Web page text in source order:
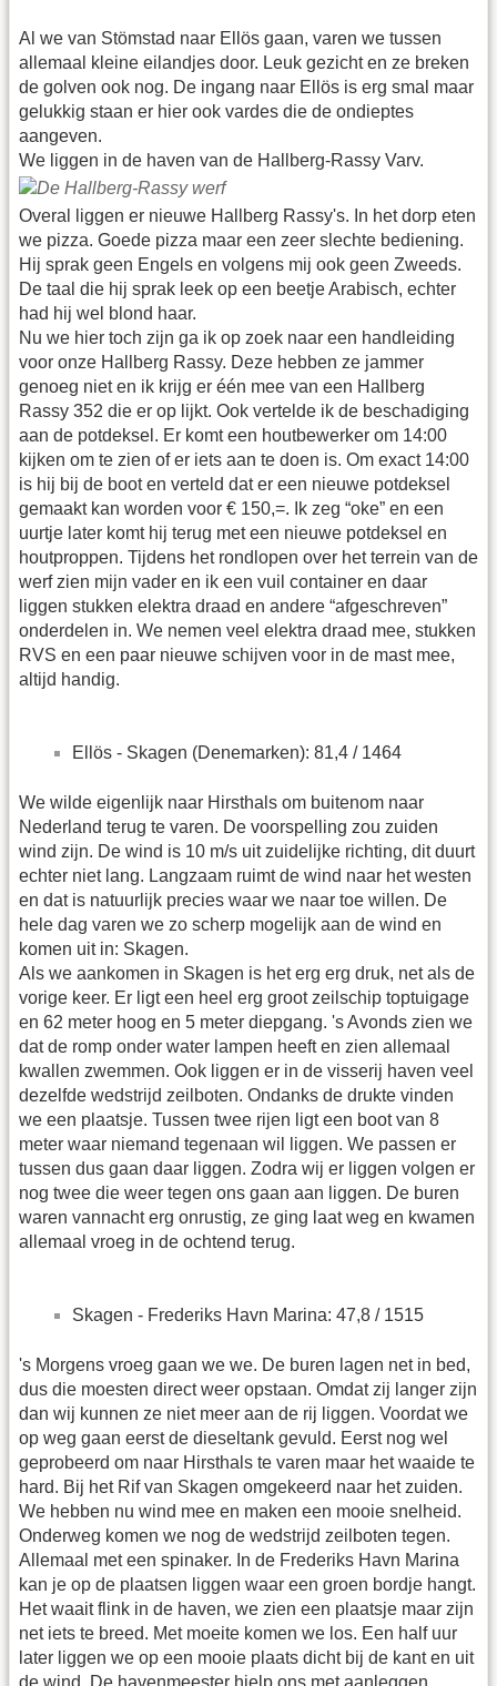
Al we van Stömstad naar Ellös gaan, varen we tussen
allemaal kleine eilandjes door. Leuk gezicht en ze breken
de golven ook nog. De ingang naar Ellös is erg smal maar
gelukkig staan er hier ook vardes die de ondieptes
aangeven.
We liggen in de haven van de Hallberg-Rassy Varv.
Overal liggen er nieuwe Hallberg Rassy's. In het dorp eten
we pizza. Goede pizza maar een zeer slechte bediening.
Hij sprak geen Engels en volgens mij ook geen Zweeds.
De taal die hij sprak leek op een beetje Arabisch, echter
had hij wel blond haar.
Nu we hier toch zijn ga ik op zoek naar een handleiding
voor onze Hallberg Rassy. Deze hebben ze jammer
genoeg niet en ik krijg er één mee van een Hallberg
Rassy 352 die er op lijkt. Ook vertelde ik de beschadiging
aan de potdeksel. Er komt een houtbewerker om 14:00
kijken om te zien of er iets aan te doen is. Om exact 14:00
is hij bij de boot en verteld dat er een nieuwe potdeksel
gemaakt kan worden voor € 150,=. Ik zeg “oke” en een
uurtje later komt hij terug met een nieuwe potdeksel en
houtproppen. Tijdens het rondlopen over het terrein van de
werf zien mijn vader en ik een vuil container en daar
liggen stukken elektra draad en andere “afgeschreven”
onderdelen in. We nemen veel elektra draad mee, stukken
RVS en een paar nieuwe schijven voor in de mast mee,
altijd handig.
Ellös - Skagen (Denemarken): 81,4 / 1464
We wilde eigenlijk naar Hirsthals om buitenom naar
Nederland terug te varen. De voorspelling zou zuiden
wind zijn. De wind is 10 m/s uit zuidelijke richting, dit duurt
echter niet lang. Langzaam ruimt de wind naar het westen
en dat is natuurlijk precies waar we naar toe willen. De
hele dag varen we zo scherp mogelijk aan de wind en
komen uit in: Skagen.
Als we aankomen in Skagen is het erg erg druk, net als de
vorige keer. Er ligt een heel erg groot zeilschip toptuigage
en 62 meter hoog en 5 meter diepgang. 's Avonds zien we
dat de romp onder water lampen heeft en zien allemaal
kwallen zwemmen. Ook liggen er in de visserij haven veel
dezelfde wedstrijd zeilboten. Ondanks de drukte vinden
we een plaatsje. Tussen twee rijen ligt een boot van 8
meter waar niemand tegenaan wil liggen. We passen er
tussen dus gaan daar liggen. Zodra wij er liggen volgen er
nog twee die weer tegen ons gaan aan liggen. De buren
waren vannacht erg onrustig, ze ging laat weg en kwamen
allemaal vroeg in de ochtend terug.
Skagen - Frederiks Havn Marina: 47,8 / 1515
's Morgens vroeg gaan we we. De buren lagen net in bed,
dus die moesten direct weer opstaan. Omdat zij langer zijn
dan wij kunnen ze niet meer aan de rij liggen. Voordat we
op weg gaan eerst de dieseltank gevuld. Eerst nog wel
geprobeerd om naar Hirsthals te varen maar het waaide te
hard. Bij het Rif van Skagen omgekeerd naar het zuiden.
We hebben nu wind mee en maken een mooie snelheid.
Onderweg komen we nog de wedstrijd zeilboten tegen.
Allemaal met een spinaker. In de Frederiks Havn Marina
kan je op de plaatsen liggen waar een groen bordje hangt.
Het waait flink in de haven, we zien een plaatsje maar zijn
net iets te breed. Met moeite komen we los. Een half uur
later liggen we op een mooie plaats dicht bij de kant en uit
de wind. De havenmeester hielp ons met aanleggen.